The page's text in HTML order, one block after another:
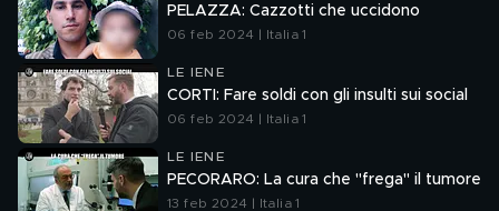
PELAZZA: Cazzotti che uccidono
06 feb 2024 | Italia 1
LE IENE
CORTI: Fare soldi con gli insulti sui social
06 feb 2024 | Italia 1
LE IENE
PECORARO: La cura che "frega" il tumore
13 feb 2024 | Italia 1